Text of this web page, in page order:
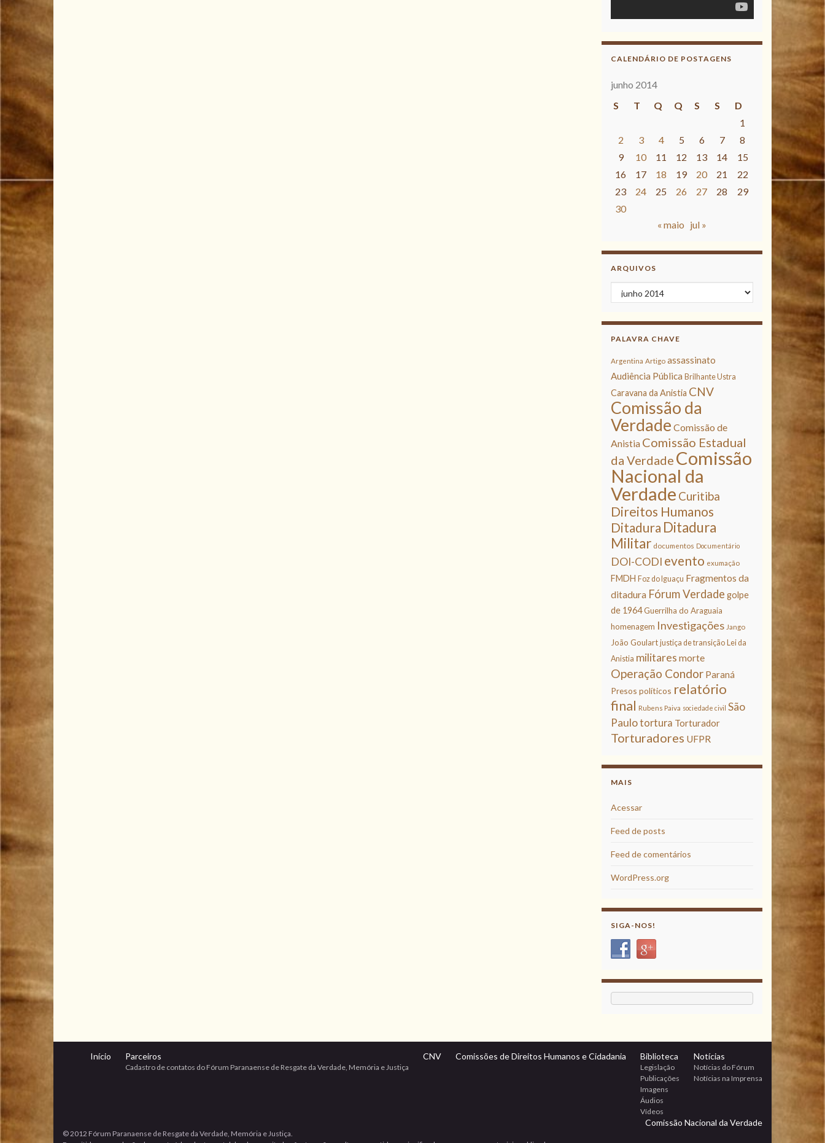
CALENDÁRIO DE POSTAGENS
junho 2014
S
T Q Q S S
D
1
2
3 4 5 6 7
8
9
10 11 12 13 14
15
16
17 18 19 20 21
22
23
24 25 26 27 28
29
30
« maio jul »
ARQUIVOS
Arquivos
PALAVRA CHAVE
Argentina Artigo assassinato
Audiência Pública Brilhante Ustra
Caravana da Anistia CNV
Comissão da
Verdade Comissão de
Anistia Comissão Estadual
da Verdade Comissão
Nacional da
Verdade Curitiba
Direitos Humanos
Ditadura Ditadura
Militar documentos Documentário
DOI-CODI evento exumação
FMDH Foz do Iguaçu Fragmentos da
ditadura Fórum Verdade golpe
de 1964 Guerrilha do Araguaia
homenagem Investigações Jango
João Goulart justiça de transição Lei da
Anistia militares morte
Operação Condor Paraná
Presos políticos relatório
final Rubens Paiva sociedade civil São
Paulotortura Torturador
Torturadores UFPR
MAIS
Acessar
Feed de posts
Feed de comentários
WordPress.org
SIGA-NOS!
Início Parceiros
Cadastro de contatos do Fórum Paranaense de Resgate da Verdade, Memória e Justiça
CNV Comissões de Direitos Humanos e Cidadania Biblioteca
Legislação
Publicações
Imagens
Áudios
Vídeos
Notícias
Notícias do Fórum
Notícias na Imprensa
Comissão Nacional da Verdade
© 2012 Fórum Paranaense de Resgate da Verdade, Memória e Justiça.